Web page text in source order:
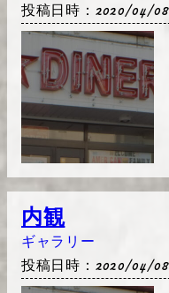
投稿日時：2020/04/08
内観
ギャラリー
投稿日時：2020/04/08